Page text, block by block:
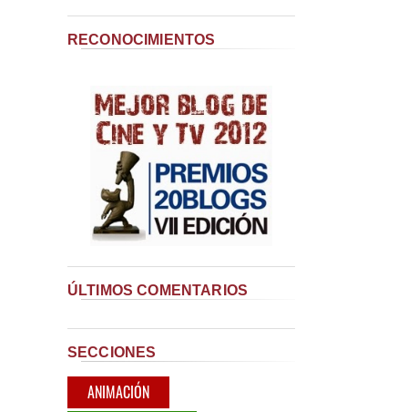
RECONOCIMIENTOS
ÚLTIMOS COMENTARIOS
SECCIONES
ANIMACIÓN